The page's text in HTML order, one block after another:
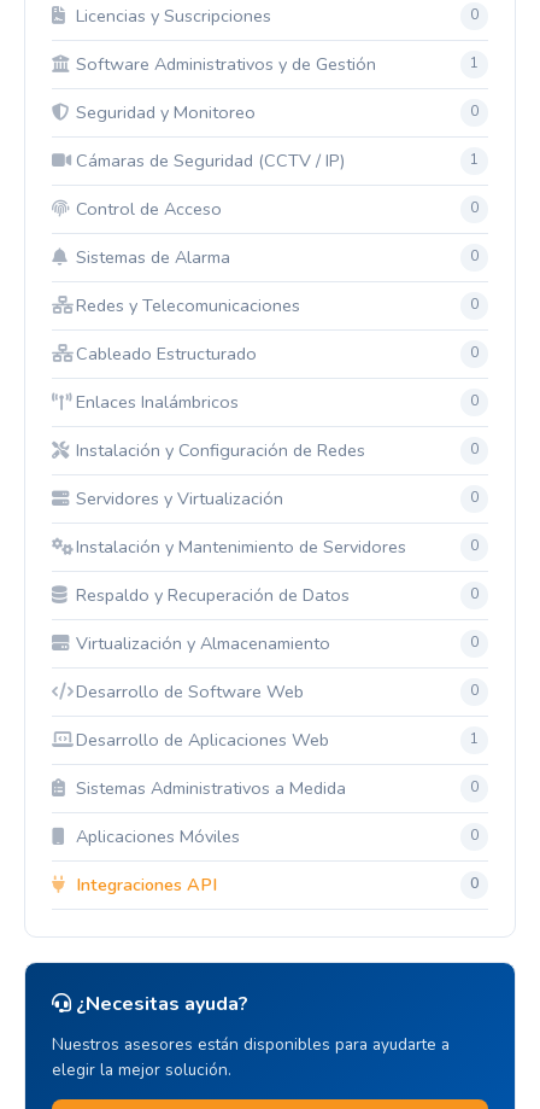
Licencias y Suscripciones 0
Software Administrativos y de Gestión 1
Seguridad y Monitoreo 0
Cámaras de Seguridad (CCTV / IP) 1
Control de Acceso 0
Sistemas de Alarma 0
Redes y Telecomunicaciones 0
Cableado Estructurado 0
Enlaces Inalámbricos 0
Instalación y Configuración de Redes 0
Servidores y Virtualización 0
Instalación y Mantenimiento de Servidores 0
Respaldo y Recuperación de Datos 0
Virtualización y Almacenamiento 0
Desarrollo de Software Web 0
Desarrollo de Aplicaciones Web 1
Sistemas Administrativos a Medida 0
Aplicaciones Móviles 0
Integraciones API 0
¿Necesitas ayuda?
Nuestros asesores están disponibles para ayudarte a
elegir la mejor solución.